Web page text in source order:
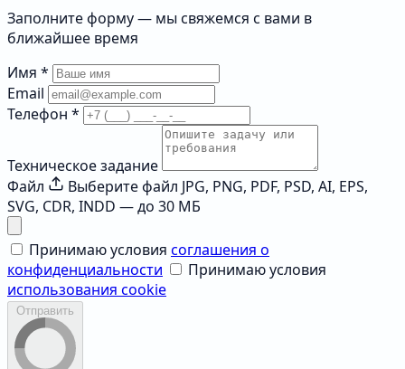
Заполните форму — мы свяжемся с вами в
ближайшее время
Имя *
Email
Телефон *
Техническое задание
Файл
Выберите файл JPG, PNG, PDF, PSD, AI, EPS,
SVG, CDR, INDD — до 30 МБ
Принимаю условия соглашения о
конфиденциальности
Принимаю условия
использования cookie
Отправить